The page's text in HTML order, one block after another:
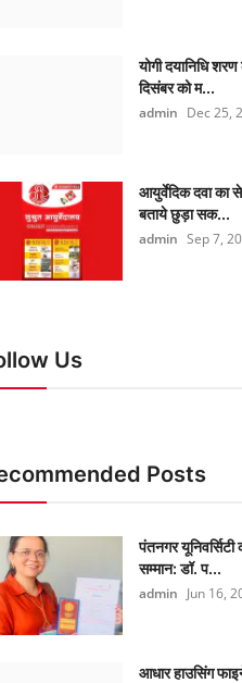
योगी दयानिधि
दिसंबर को म...
admin Dec 25,
आयुर्वेदिक दवा का
बताये छुड़ा सक...
admin Sep 7,
Us
Posts
पंतनगर यूनिवर्सिटी
सम्मान: डॉ. प...
admin Jun 16,
आधार हाउसिंग